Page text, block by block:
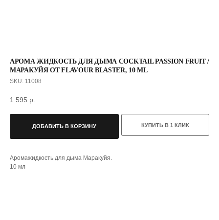
АРОМА ЖИДКОСТЬ ДЛЯ ДЫМА СOCKTAIL PASSION FRUIT /
МАРАКУЙЯ ОТ FLAVOUR BLASTER, 10 ML
SKU: 11008
1 595 р.
ДОБАВИТЬ В КОРЗИНУ КУПИТЬ В 1 КЛИК
Аромажидкость для дыма Маракуйя.
10 мл
С ЭТИМ ТОВАРОМ ПОКУПАЮТ